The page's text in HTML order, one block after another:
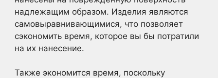
надлежащим образом. Изделия являются
самовыравнивающимися, что позволяет
сэкономить время, которое вы бы потратили
на их нанесение.
Также экономится время, поскольку